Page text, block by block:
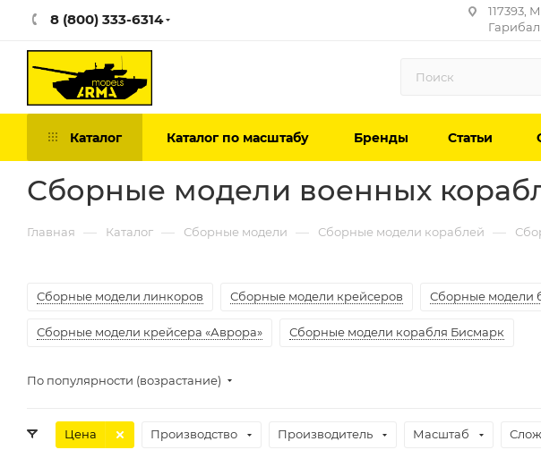
8 (800) 333-6314
117393,
Каталог Каталог по масштабу Бренды Статьи
Сборные модели военных
Главная — Каталог — Сборные модели — Сборные модели кораблей —
Сборные модели линкоров Сборные модели крейсеров Сборные модели
Сборные модели крейсера «Аврора» Сборные модели корабля Бисмарк
По популярности (возрастание)
Цена Производство Производитель Масштаб